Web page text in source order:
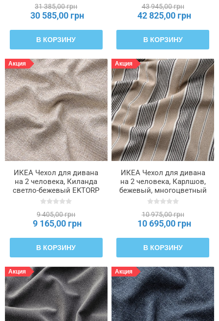
31 385,00 грн
30 585,00 грн
В КОРЗИНУ
43 945,00 грн
42 825,00 грн
В КОРЗИНУ
Акция
ИКЕА Чехол для дивана
на 2 человека, Киланда
светло-бежевый EKTORP
ЭКТОРП, 105.653.57
9 405,00 грн
9 165,00 грн
В КОРЗИНУ
Акция
ИКЕА Чехол для дивана
на 2 человека, Карлшов,
бежевый, многоцветный
EKTORP ЭКТОРП,
10 975,00 грн
10 695,00 грн
В КОРЗИНУ
Акция Акция